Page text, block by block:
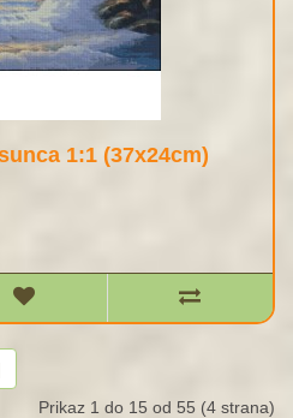
1:1 (37x24cm)
Prikaz 1 do 15 od 55 (4 strana)